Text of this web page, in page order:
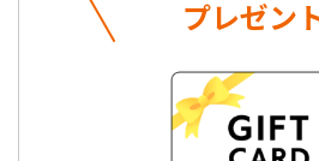
プレゼン